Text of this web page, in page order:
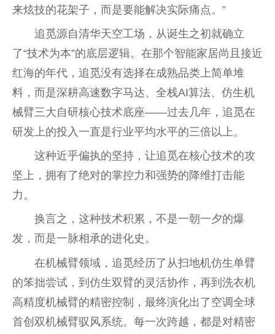
来炫技的花架子，而是要能解决实际痛点。”
追觅源自清华天空工场，从诞生之初就确立
了“技术为本”的底层逻辑。在那个智能家居尚且接近
红海的年代，追觅没有选择在成熟品类上简单堆
料，而是深耕高速数字马达、全栈AI算法、仿生机
械臂三大自研核心技术底座——过去几年，追觅在
研发上的投入一直是行业平均水平的三倍以上。
这种近乎偏执的坚持，让追觅在核心技术的攻
坚上，拥有了绝对的掌控力和强势的降维打击能
力。
换言之，这种技术积累，不是一朝一夕的爆
发，而是一脉相承的进化史。
在机械臂领域，追觅经历了从扫地机仿生单臂
的笨拙尝试，到仿生双臂的灵活协作，再到洗衣机
高精度机械臂的精密控制，最终演化出了空调全球
首创双机械臂驭风系统。每一次跨越，都是对精密